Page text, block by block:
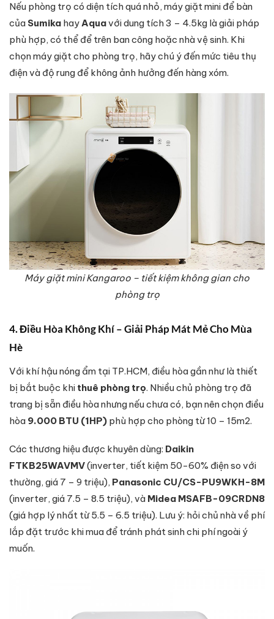
Nếu phòng trọ có diện tích quá nhỏ, máy giặt mini để bàn
của Sumika hayAquavới dung tích 3 – 4.5kg là giải pháp
phù hợp, có thể để trên ban công hoặc nhà vệ sinh. Khi
chọn máy giặt cho phòng trọ, hãy chú ý đến mức tiêu thụ
điện và độ rung để không ảnh hưởng đến hàng xóm.
Máy giặt mini Kangaroo – tiết kiệm không gian cho
phòng trọ
4. Điều Hòa Không Khí – Giải Pháp Mát Mẻ Cho Mùa
Hè
Với khí hậu nóng ẩm tại TP.HCM, điều hòa gần như là thiết
bị bắt buộc khi thuê phòng trọ. Nhiều chủ phòng trọ đã
trang bị sẵn điều hòa nhưng nếu chưa có, bạn nên chọn điều
hòa 9.000 BTU (1HP) phù hợp cho phòng từ 10 – 15m2.
Các thương hiệu được khuyên dùng: Daikin
FTKB25WAVMV(inverter, tiết kiệm 50-60% điện so với
thường, giá 7 – 9 triệu), Panasonic CU/CS-PU9WKH-8M
(inverter, giá 7.5 – 8.5 triệu), và Midea MSAFB-09CRDN8
(giá hợp lý nhất từ 5.5 – 6.5 triệu). Lưu ý: hỏi chủ nhà về phí
lắp đặt trước khi mua để tránh phát sinh chi phí ngoài ý
muốn.